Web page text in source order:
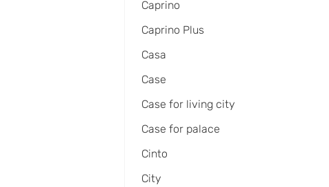
Caprino
Caprino Plus
Casa
Case
Case for living city
Case for palace
Cinto
City